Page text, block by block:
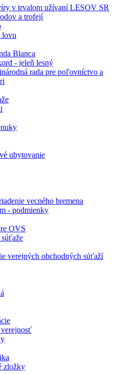
v trvalom užívaní LESOV SR
a trofejí
lovu
Blanca
- jeleň lesný
rada pre poľovníctvo a
ubytovanie
vecného bremena
- podmienky
OVS
verejných obchodných súťaží
zložky